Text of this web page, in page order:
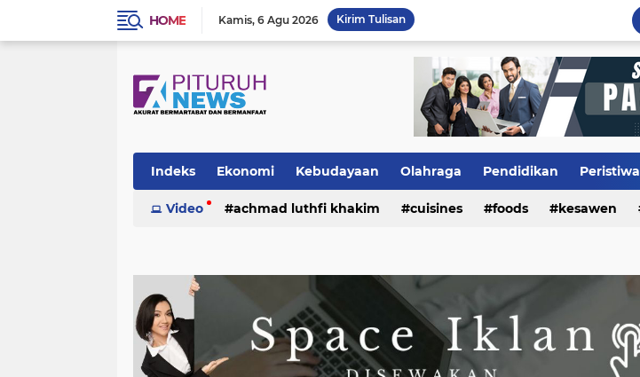
HOME Kamis 6 Agu 2026 Kirim Tulisan
Indeks Ekonomi Kebudayaan Olahraga Pendidikan Peristiwa
Video achmad luthfi khakim cuisines foods kesawen